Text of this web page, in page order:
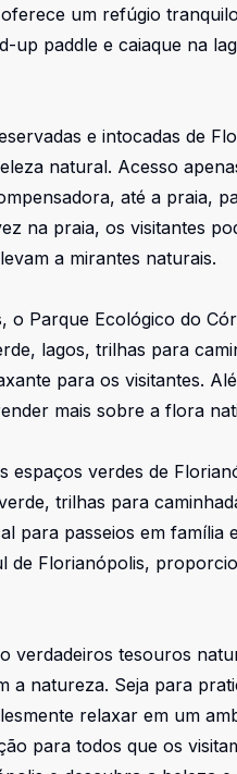
um refúgio
up paddle e caiaque na
e intocadas de
natural. Acesso
até a praia,
na praia, os visitantes
a mirantes naturais.
Parque Ecológico do
lagos, trilhas para
para os visitantes.
mais sobre a flora
espaços verdes de
trilhas para
para passeios em família
de Florianópolis,
verdadeiros tesouros
a natureza. Seja para
relaxar em um
para todos que os